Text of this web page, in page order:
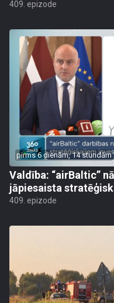
409. epizode
pirms 6 dienām, 14 stundām
Valdība: “airBaltic”
jāpiesaista
409. epizode